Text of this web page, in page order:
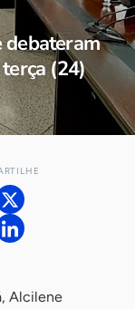
debateram
(24)
Alcilene